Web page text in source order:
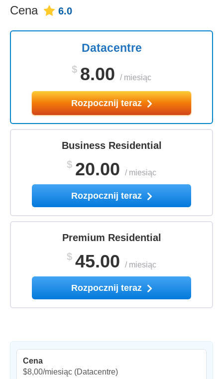
Cena 6.0
Datacentre
$ 8.00 / miesiąc
Rozpocznij teraz
Business Residential
$ 20.00 / miesiąc
Rozpocznij teraz
Premium Residential
$ 45.00 / miesiąc
Rozpocznij teraz
Cena
$8,00/miesiąc (Datacentre)